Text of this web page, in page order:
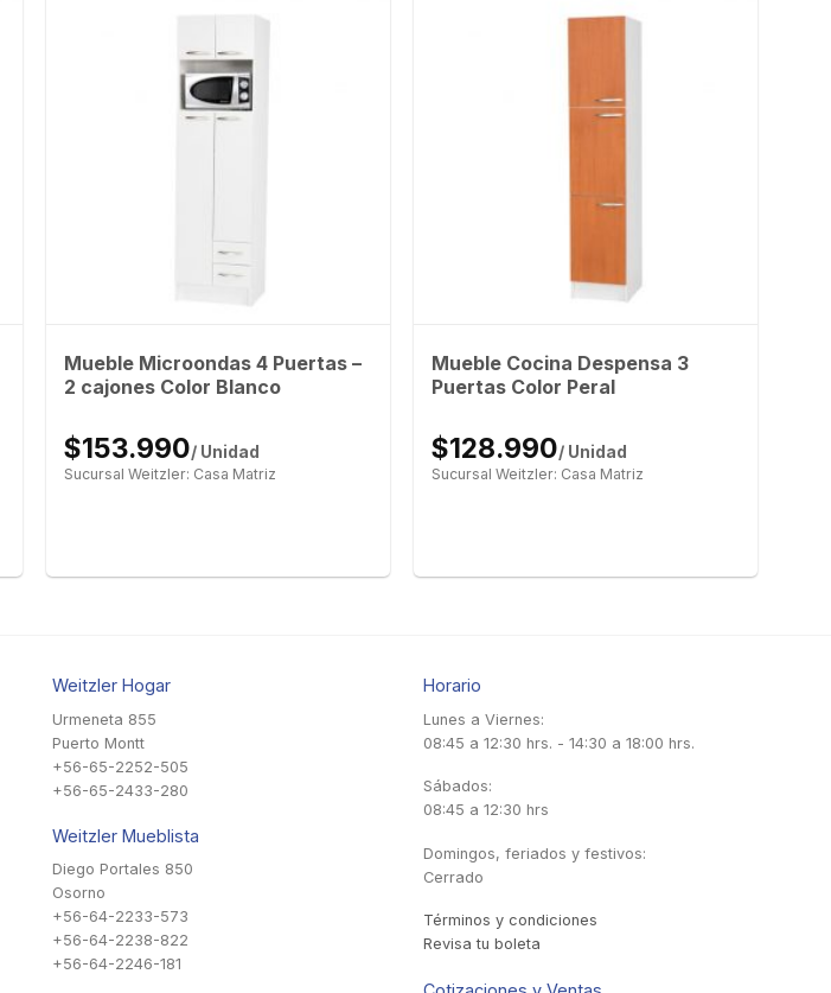
Mueble Microondas 4 Puertas –
2 cajones Color Blanco
$153.990/ Unidad
Sucursal Weitzler: Casa Matriz
Mueble Cocina Despensa 3
Puertas Color Peral
$128.990/ Unidad
Sucursal Weitzler: Casa Matriz
Weitzler Hogar
Urmeneta 855
Puerto Montt
+56-65-2252-505
+56-65-2433-280
Weitzler Mueblista
Diego Portales 850
Osorno
+56-64-2233-573
+56-64-2238-822
+56-64-2246-181
Horario
Lunes a Viernes:
08:45 a 12:30 hrs. - 14:30 a 18:00 hrs.
Sábados:
08:45 a 12:30 hrs
Domingos, feriados y festivos:
Cerrado
Términos y condiciones
Revisa tu boleta